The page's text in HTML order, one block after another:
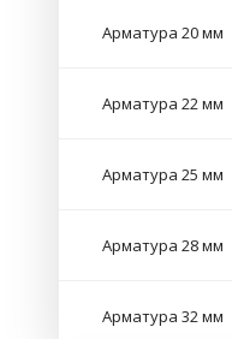
Арматура 20 мм
Арматура 22 мм
Арматура 25 мм
Арматура 28 мм
Арматура 32 мм